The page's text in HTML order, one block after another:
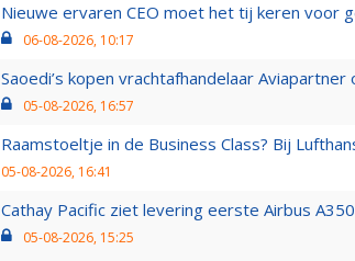
Nieuwe ervaren CEO moet het tij keren voor
06-08-2026, 10:17
Saoedi’s kopen vrachtafhandelaar Aviapartner
05-08-2026, 16:57
Raamstoeltje in de Business Class? Bij
05-08-2026, 16:41
Cathay Pacific ziet levering eerste Airbus
05-08-2026, 15:25